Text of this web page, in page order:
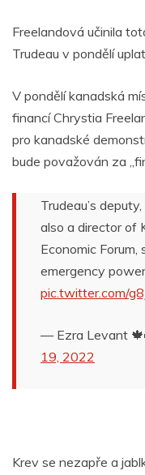
Freelandová učinila
Trudeau v pondělí
V pondělí kanadská
financí Chrystia
pro kanadské
bude považován za
Trudeau’s
also a director of
Economic
emergency
pic.twitter.com/
— Ezra Levant
19, 2022
Krev se nezapře a